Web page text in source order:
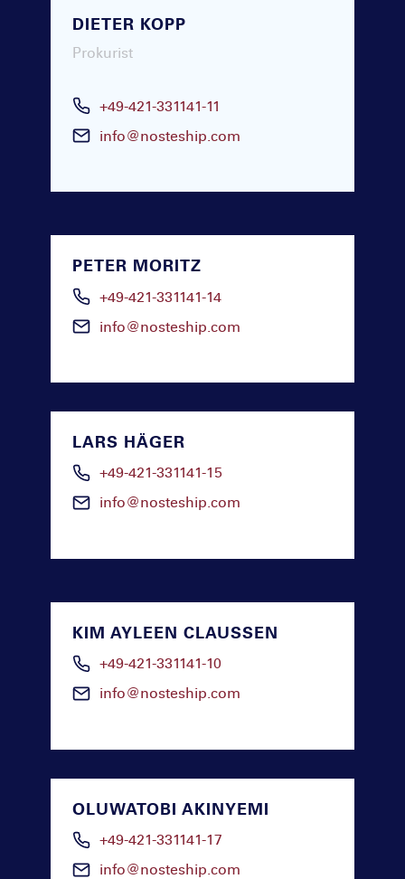
DIETER KOPP
Prokurist
+49-421-331141-11
info@nosteship.com
PETER MORITZ
+49-421-331141-14
info@nosteship.com
LARS HÄGER
+49-421-331141-15
info@nosteship.com
KIM AYLEEN CLAUSSEN
+49-421-331141-10
info@nosteship.com
OLUWATOBI AKINYEMI
+49-421-331141-17
info@nosteship.com